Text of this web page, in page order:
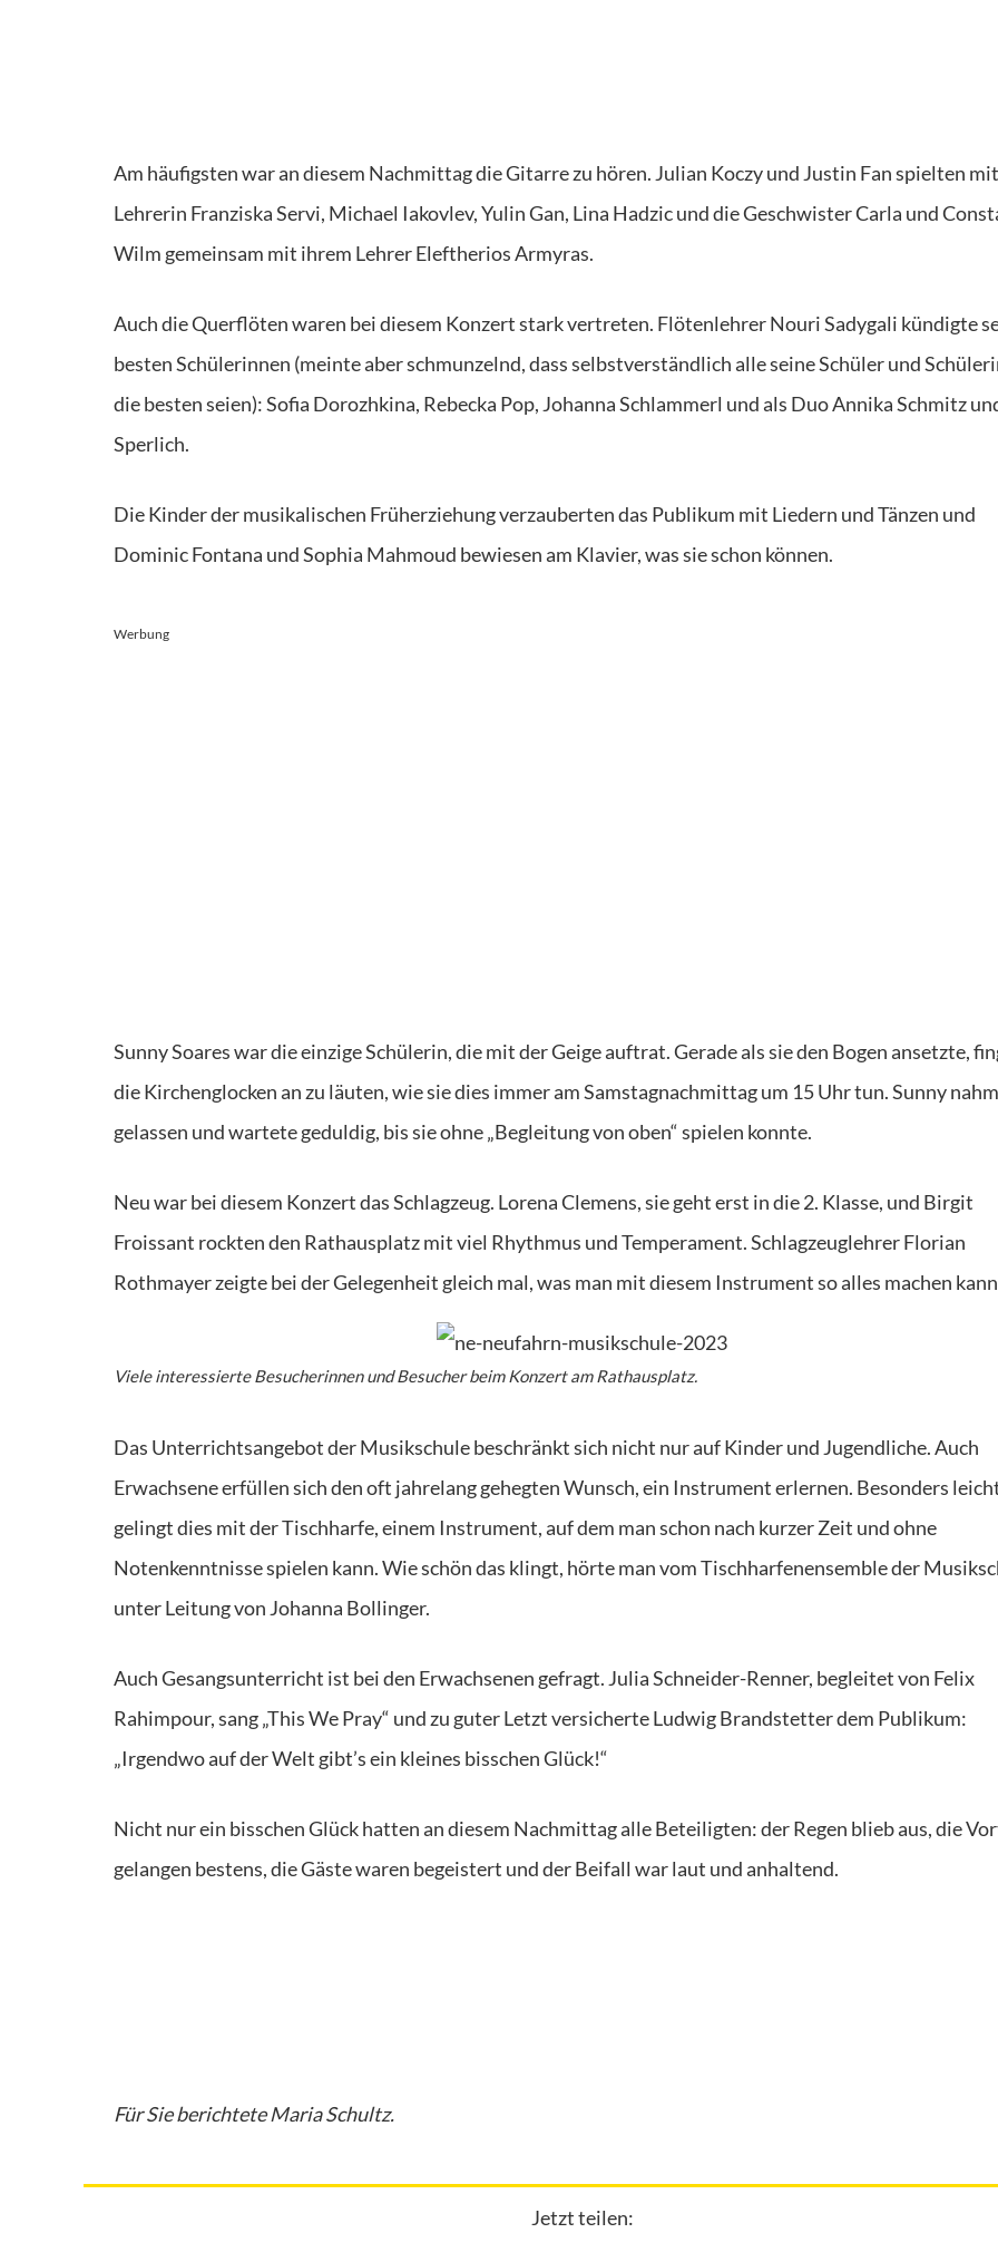
Am häufigsten war an diesem Nachmittag die Gitarre zu hören. Julian Koczy und Justin Fan spielten
Lehrerin Franziska Servi, Michael Iakovlev, Yulin Gan, Lina Hadzic und die Geschwister Carla und
Wilm gemeinsam mit ihrem Lehrer Eleftherios Armyras.
Auch die Querflöten waren bei diesem Konzert stark vertreten. Flötenlehrer Nouri Sadygali kündigte
besten Schülerinnen (meinte aber schmunzelnd, dass selbstverständlich alle seine Schüler und
die besten seien): Sofia Dorozhkina, Rebecka Pop, Johanna Schlammerl und als Duo Annika Schmitz
Sperlich.
Die Kinder der musikalischen Früherziehung verzauberten das Publikum mit Liedern und Tänzen und
Dominic Fontana und Sophia Mahmoud bewiesen am Klavier, was sie schon können.
Werbung
Sunny Soares war die einzige Schülerin, die mit der Geige auftrat. Gerade als sie den Bogen ansetzte,
die Kirchenglocken an zu läuten, wie sie dies immer am Samstagnachmittag um 15 Uhr tun. Sunny
gelassen und wartete geduldig, bis sie ohne „Begleitung von oben“ spielen konnte.
Neu war bei diesem Konzert das Schlagzeug. Lorena Clemens, sie geht erst in die 2. Klasse, und Birgit
Froissant rockten den Rathausplatz mit viel Rhythmus und Temperament. Schlagzeuglehrer Florian
Rothmayer zeigte bei der Gelegenheit gleich mal, was man mit diesem Instrument so alles machen
Viele interessierte Besucherinnen und Besucher beim Konzert am Rathausplatz.
Das Unterrichtsangebot der Musikschule beschränkt sich nicht nur auf Kinder und Jugendliche. Auch
Erwachsene erfüllen sich den oft jahrelang gehegten Wunsch, ein Instrument erlernen. Besonders
gelingt dies mit der Tischharfe, einem Instrument, auf dem man schon nach kurzer Zeit und ohne
Notenkenntnisse spielen kann. Wie schön das klingt, hörte man vom Tischharfenensemble der
unter Leitung von Johanna Bollinger.
Auch Gesangsunterricht ist bei den Erwachsenen gefragt. Julia Schneider-Renner, begleitet von Felix
Rahimpour, sang „This We Pray“ und zu guter Letzt versicherte Ludwig Brandstetter dem Publikum:
„Irgendwo auf der Welt gibt’s ein kleines bisschen Glück!“
Nicht nur ein bisschen Glück hatten an diesem Nachmittag alle Beteiligten: der Regen blieb aus, die
gelangen bestens, die Gäste waren begeistert und der Beifall war laut und anhaltend.
Für Sie berichtete Maria Schultz.
Jetzt teilen: